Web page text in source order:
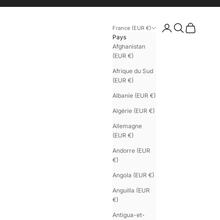
France (EUR €)
Pays
Afghanistan
(EUR €)
Afrique du Sud
(EUR €)
Albanie (EUR €)
Algérie (EUR €)
Allemagne
(EUR €)
Andorre (EUR
€)
Angola (EUR €)
Anguilla (EUR
€)
Antigua-et-
Connexion
Recherche
Panier